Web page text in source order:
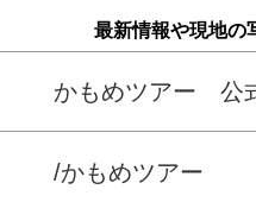
最新情報や現地の
かもめツアー 公
/かもめツアー